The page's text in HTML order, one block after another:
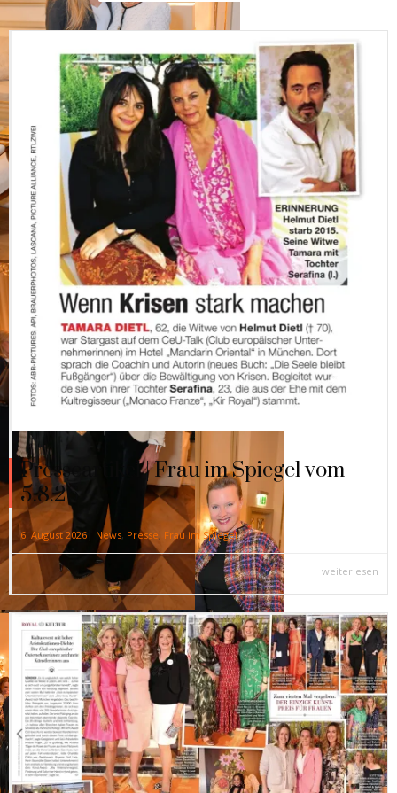
Presseartikel | Frau im Spiegel vom
5.8.26
6. August 2026 | News, Presse, Frau im Spiegel
weiterlesen